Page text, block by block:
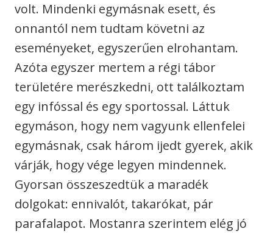
volt. Mindenki egymásnak esett, és
onnantól nem tudtam követni az
eseményeket, egyszerűen elrohantam.
Azóta egyszer mertem a régi tábor
területére merészkedni, ott találkoztam
egy infóssal és egy sportossal. Láttuk
egymáson, hogy nem vagyunk ellenfelei
egymásnak, csak három ijedt gyerek, akik
várják, hogy vége legyen mindennek.
Gyorsan összeszedtük a maradék
dolgokat: ennivalót, takarókat, pár
parafalapot. Mostanra szerintem elég jó